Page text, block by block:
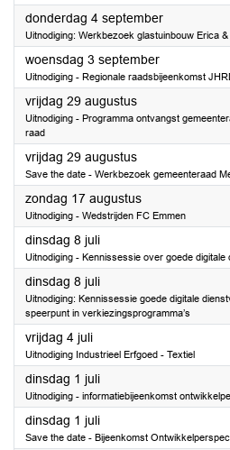
donderdag 4 september2025
Uitnodiging: Werkbezoek glastuinbouw Erica
woensdag 3 september2025
Uitnodiging - Regionale raadsbijeenkomst
vrijdag 29 augustus2025
Uitnodiging - Programma ontvangst
raad
vrijdag 29 augustus2025
Save the date - Werkbezoek gemeenteraad
zondag 17 augustus2025
Uitnodiging - Wedstrijden FC Emmen
dinsdag 8 juli2025
Uitnodiging - Kennissessie over goede digitale
dinsdag 8 juli2025
Uitnodiging: Kennissessie goede digitale
speerpunt in verkiezingsprogramma’s
vrijdag 4 juli2025
Uitnodiging Industrieel Erfgoed - Textiel
dinsdag 1 juli2025
Uitnodiging - informatiebijeenkomst
dinsdag 1 juli2025
Save the date - Bijeenkomst